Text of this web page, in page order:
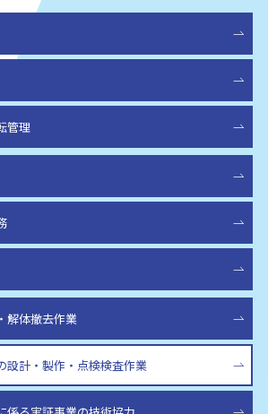
管理
解体撤去作業
設計・製作・ 点検検査作業